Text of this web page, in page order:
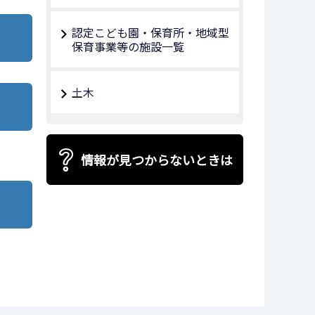
認定こども園・保育所・地域型
保育事業等の施設一覧
土木
情報が見つからないときは